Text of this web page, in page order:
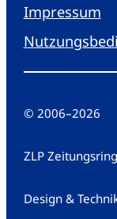
Impressum
© 2006–2026
ZLP
Design &